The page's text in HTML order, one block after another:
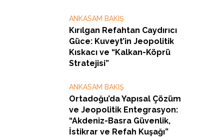
ANKASAM BAKIŞ
Kırılgan Refahtan Caydırıcı
Güce: Kuveyt’in Jeopolitik
Kıskacı ve “Kalkan-Köprü
Stratejisi”
ANKASAM BAKIŞ
Ortadoğu’da Yapısal Çözüm
ve Jeopolitik Entegrasyon:
“Akdeniz-Basra Güvenlik,
İstikrar ve Refah Kuşağı”